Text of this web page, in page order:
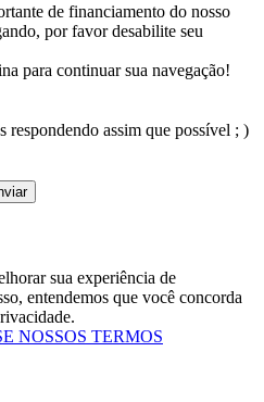
de financiamento do nosso
por favor desabilite seu
para continuar sua navegação!
respondendo assim que possível ; )
sua experiência de
entendemos que você concorda
NOSSOS TERMOS